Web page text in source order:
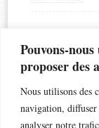
Pouvons-
proposer des
Nous utilisons des
navigation, diffuser
analyser notre
accouchement
bronchiolite